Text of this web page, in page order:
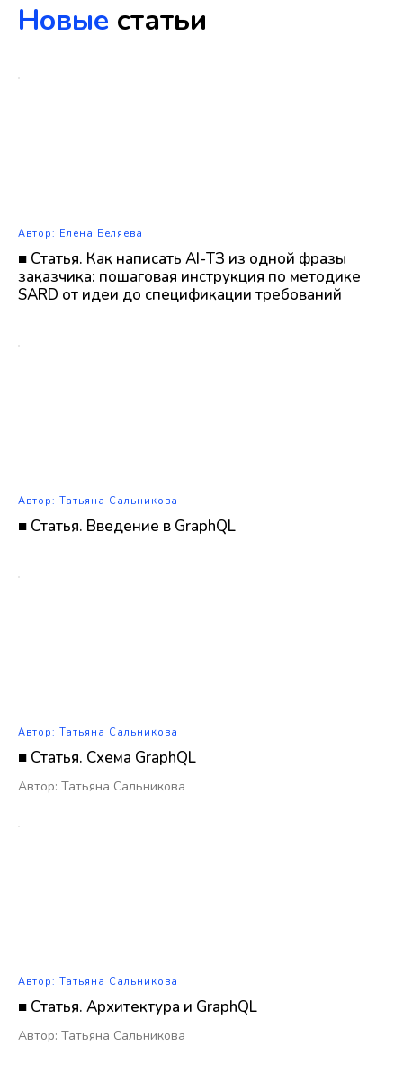
Новые статьи
Автор: Елена Беляева
■ Статья. Как написать AI-ТЗ из одной фразы
заказчика: пошаговая инструкция по методике
SARD от идеи до спецификации требований
Автор: Татьяна Сальникова
■ Статья. Введение в GraphQL
Автор: Татьяна Сальникова
■ Статья. Схема GraphQL
Автор: Татьяна Сальникова
Автор: Татьяна Сальникова
■ Статья. Архитектура и GraphQL
Автор: Татьяна Сальникова